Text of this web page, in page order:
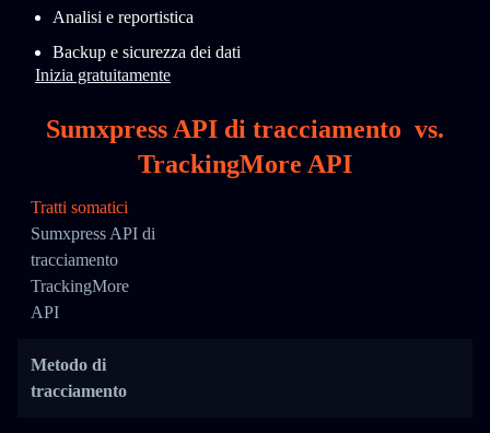
Analisi e reportistica
Backup e sicurezza dei dati
Inizia gratuitamente
Sumxpress API di tracciamento vs.
TrackingMore API
Tratti somatici
Sumxpress API di
tracciamento
TrackingMore
API
Metodo di
tracciamento